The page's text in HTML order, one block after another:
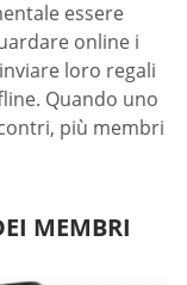
essere
online i
loro regali
Quando uno
più membri
MEMBRI